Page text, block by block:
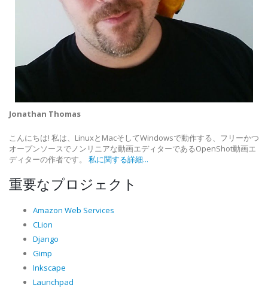
Jonathan Thomas
こんにちは! 私は、LinuxとMacそしてWindowsで動作する、フリーかつ
オープンソースでノンリニアな動画エディターであるOpenShot動画エ
ディターの作者です。 私に関する詳細...
重要なプロジェクト
Amazon Web Services
CLion
Django
Gimp
Inkscape
Launchpad